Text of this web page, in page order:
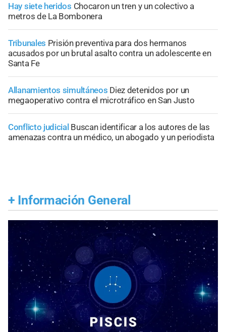
Hay siete heridos Chocaron un tren y un colectivo a
metros de La Bombonera
Tribunales Prisión preventiva para dos hermanos
acusados por un brutal asalto contra un adolescente en
Santa Fe
Allanamientos simultáneos Diez detenidos por un
megaoperativo contra el microtráfico en San Justo
Conflicto judicial Buscan identificar a los autores de las
amenazas contra un médico, un abogado y un periodista
+ Información General